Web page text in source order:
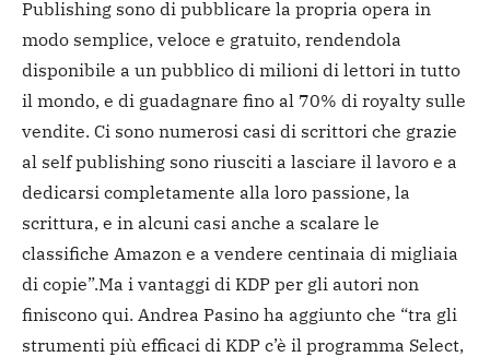
Publishing sono di pubblicare la propria opera in
modo semplice, veloce e gratuito, rendendola
disponibile a un pubblico di milioni di lettori in tutto
il mondo, e di guadagnare fino al 70% di royalty sulle
vendite. Ci sono numerosi casi di scrittori che grazie
al self publishing sono riusciti a lasciare il lavoro e a
dedicarsi completamente alla loro passione, la
scrittura, e in alcuni casi anche a scalare le
classifiche Amazon e a vendere centinaia di migliaia
di copie”.Ma i vantaggi di KDP per gli autori non
finiscono qui. Andrea Pasino ha aggiunto che “tra gli
strumenti più efficaci di KDP c’è il programma Select,